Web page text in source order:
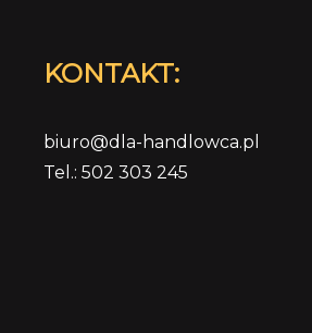
KONTAKT:
biuro@dla-handlowca.pl
Tel.: 502 303 245